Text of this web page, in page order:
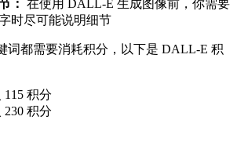
： 在使用 DALL-E 生成图像前，你需要
时尽可能说明细节
词都需要消耗积分，以下是 DALL-E 积
115 积分
230 积分